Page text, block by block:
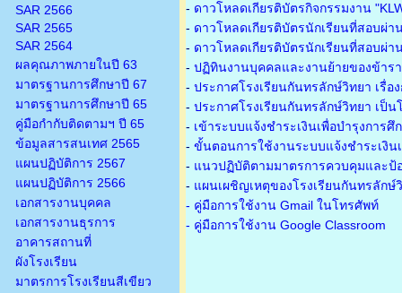
SAR 2566
SAR 2565
SAR 2564
ผลคุณภาพภายในปี 63
มาตรฐานการศึกษาปี 67
มาตรฐานการศึกษาปี 65
คู่มือกำกับติดตามฯ ปี 65
ข้อมูลสารสนเทศ 2565
แผนปฏิบัติการ 2567
แผนปฏิบัติการ 2566
เอกสารงานบุคคล
เอกสารงานธุรการ
อาคารสถานที่
ผังโรงเรียน
มาตรการโรงเรียนสีเขียว
- ดาวโหลดเกียรติบัตรกิจกรรมงาน
- ดาวโหลดเกียรติบัตรนักเรียนที่สอบผ่
- ดาวโหลดเกียรติบัตรนักเรียนที่สอบผ่
- ปฏิทินงานบุคคลและงานย้ายของข้าร
- ประกาศโรงเรียนกันทรลักษ์วิทยา เรื่
- ประกาศโรงเรียนกันทรลักษ์วิทยา เป็
- เข้าระบบแจ้งชำระเงินเพื่อบำรุงการศึ
- ขั้นตอนการใช้งานระบบแจ้งชำระเงิน
- แนวปฏิบัติตามมาตรการควบคุมและป้
- แผนเผชิญเหตุของโรงเรียนกันทรลัก
- คู่มือการใช้งาน Gmail ในโทรศัพท์
- คู่มือการใช้งาน Google Classroom